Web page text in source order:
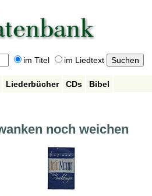
im Titel im Liedtext
Liederbücher CDs
Bibel
noch weichen